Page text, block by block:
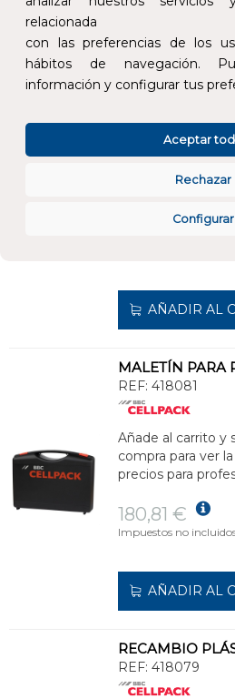
relacionada
con las preferencias de los
hábitos de navegación.
información y configurar tus
Configurar
Rechazar
Aceptar
Añade al carrito y
compra para ver
AÑADIR AL
REF: 418081
Añade al carrito y
compra para ver
precios para
180,81 €
Impuestos no
AÑADIR AL
RECAMBIO
REF: 418079